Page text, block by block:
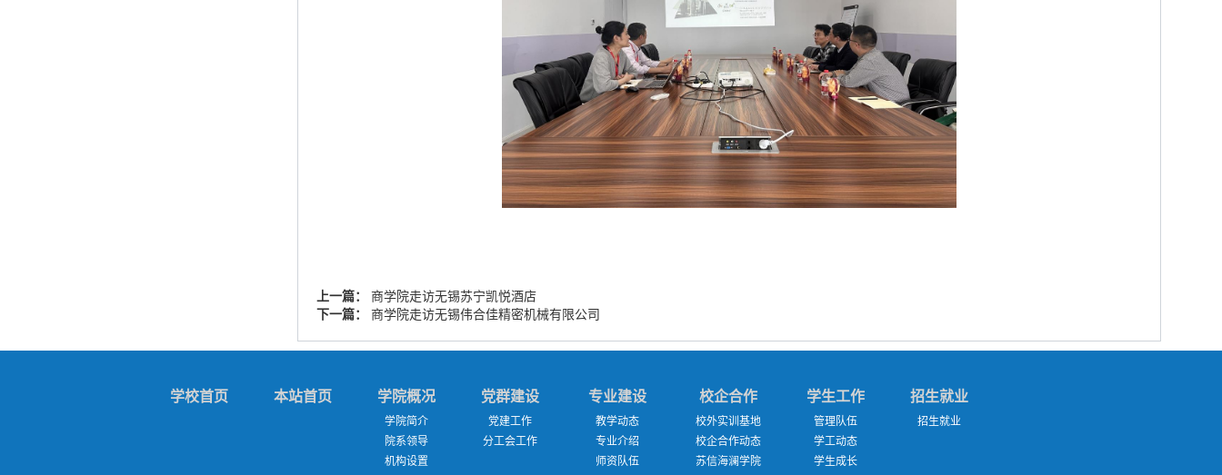
上一篇：
商学院走访无锡苏宁凯悦酒店
下一篇：
商学院走访无锡伟合佳精密机械有限公司
学校首页 本站首页 学院概况
学院简介
院系领导
机构设置
党群建设
党建工作
分工会工作
专业建设
教学动态
专业介绍
师资队伍
校企合作
校外实训基地
校企合作动态
苏信海澜学院
学生工作
管理队伍
学工动态
学生成长
招生就业
招生就业